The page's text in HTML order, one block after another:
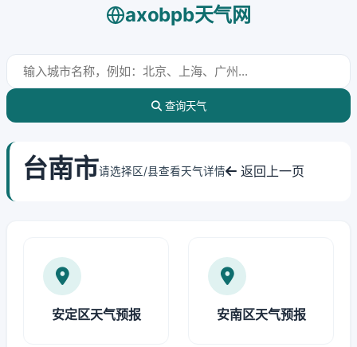
axobpb天气网
查询天气
台南市请选择区/县查看天气详情 返回上一页
安定区天气预报 安南区天气预报